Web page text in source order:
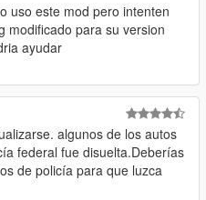
uso este mod pero intenten
modificado para su version
ayudar
algunos de los autos
federal fue disuelta.Deberías
de policía para que luzca